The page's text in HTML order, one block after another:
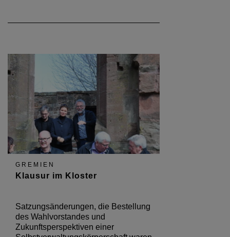
GREMIEN
Klausur im Kloster
Satzungsänderungen, die Bestellung
des Wahlvorstandes und
Zukunftsperspektiven einer